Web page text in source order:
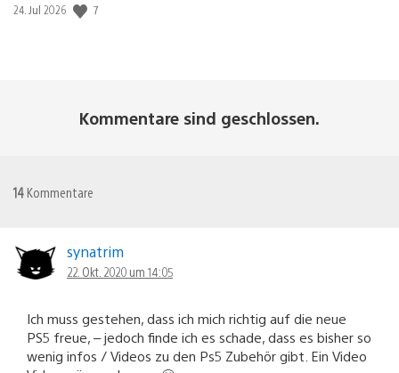
Veröffentlichungsdatum:
24. Jul 2026 7
Kommentare sind geschlossen.
14 Kommentare
synatrim
22. Okt. 2020 um 14:05
Ich muss gestehen, dass ich mich richtig auf die neue
PS5 freue, – jedoch finde ich es schade, dass es bisher so
wenig infos / Videos zu den Ps5 Zubehör gibt. Ein Video